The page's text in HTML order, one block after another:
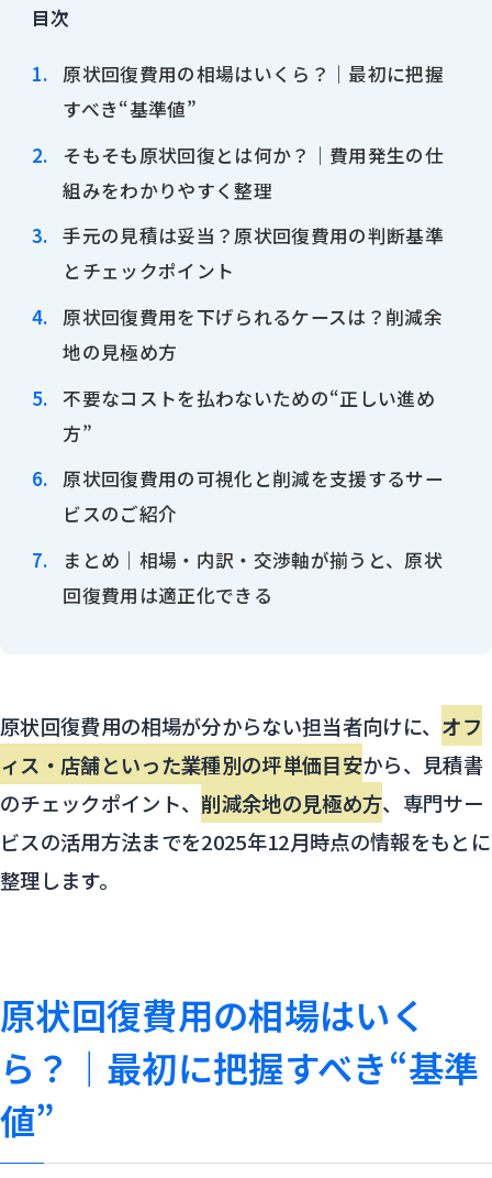
目次
原状回復費用の相場はいくら？｜最初に把握
すべき“基準値”
そもそも原状回復とは何か？｜費用発生の仕
組みをわかりやすく整理
手元の見積は妥当？原状回復費用の判断基準
とチェックポイント
原状回復費用を下げられるケースは？削減余
地の見極め方
不要なコストを払わないための“正しい進め
方”
原状回復費用の可視化と削減を支援するサー
ビスのご紹介
まとめ｜相場・内訳・交渉軸が揃うと、原状
回復費用は適正化できる
原状回復費用の相場が分からない担当者向けに、 オフ
ィス・店舗といった業種別の坪単価目安から、見積書
のチェックポイント、削減余地の見極め方、専門サー
ビスの活用方法までを2025年12月時点の情報をもとに
整理します。
原状回復費用の相場はいく
ら？｜最初に把握すべき“基準
値”